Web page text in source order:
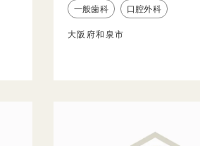
一般歯科 口腔外科
大阪府和泉市